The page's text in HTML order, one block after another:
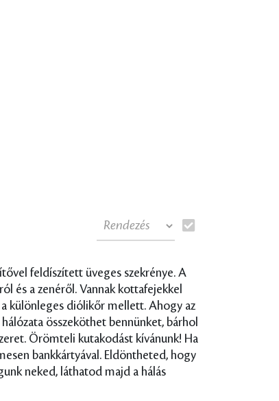
feldíszített üveges szekrénye. A
és a zenéről. Vannak kottafejekkel
különleges diólikőr mellett. Ahogy az
összeköthet bennünket, bárhol
Örömteli kutakodást kívánunk! Ha
bankkártyával. Eldöntheted, hogy
neked, láthatod majd a hálás